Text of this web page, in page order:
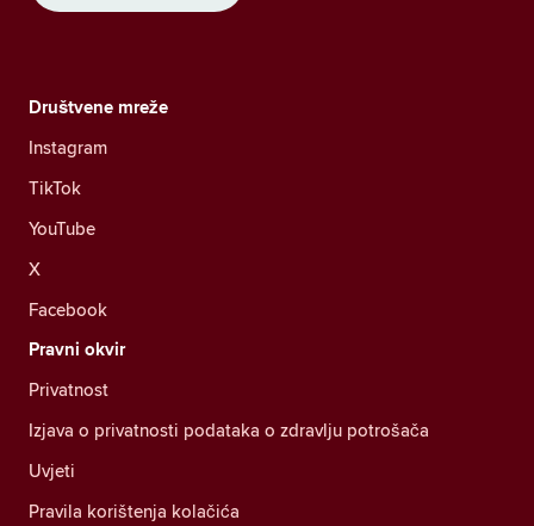
Društvene mreže
Instagram
TikTok
YouTube
X
Facebook
Pravni okvir
Privatnost
Izjava o privatnosti podataka o zdravlju potrošača
Uvjeti
Pravila korištenja kolačića